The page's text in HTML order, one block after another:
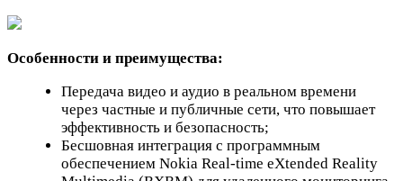
Особенности и преимущества:
Передача видео и аудио в реальном времени
через частные и публичные сети, что повышает
эффективность и безопасность;
Бесшовная интеграция с программным
обеспечением Nokia Real-time eXtended Reality